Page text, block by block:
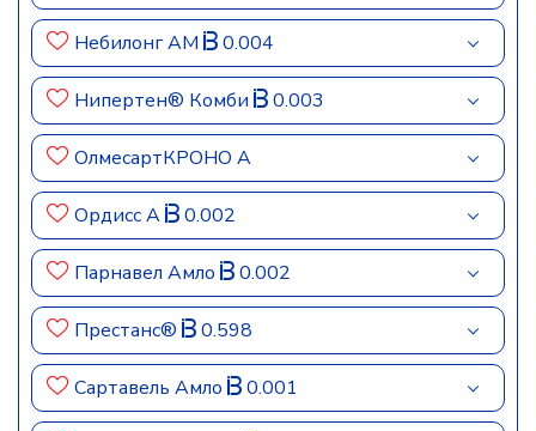
Небилонг АМ 0.004
Нипертен® Комби 0.003
ОлмесартКРОНО А
Ордисс А 0.002
Парнавел Амло 0.002
Престанс® 0.598
Сартавель Амло 0.001